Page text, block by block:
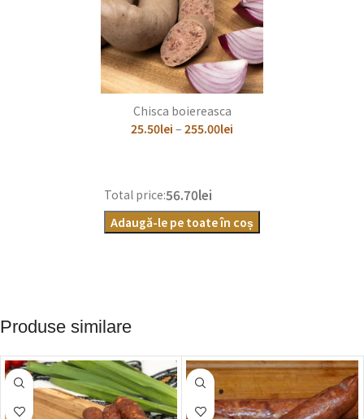
Chisca boiereasca
25.50lei – 255.00lei
Total price:56.70lei
Adaugă-le pe toate în coș
Produse similare